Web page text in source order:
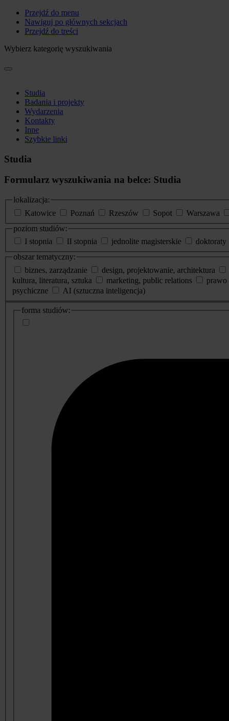
Przejdź do menu
Nawiguj po głównych sekcjach
Przejdź do treści
Wybierz kategorię wyszukiwania
Studia
Badania i projekty
Wydarzenia
Kontakty
Inne
Szybkie linki
Studia
Formularz wyszukiwania na belce: Studia
lokalizacja:
Katowice
Poznań Rzeszów Sopot Warszawa
poziom studiów:
I stopnia
II stopnia jednolite magisterskie doktoraty
obszar tematyczny:
biznes, zarządzanie
design, projektowanie, architektura
kultura, literatura, sztuka
marketing, public relations prawo
psychiczne
AI (sztuczna inteligencja)
dodatkowe
informacje
forma studiów: